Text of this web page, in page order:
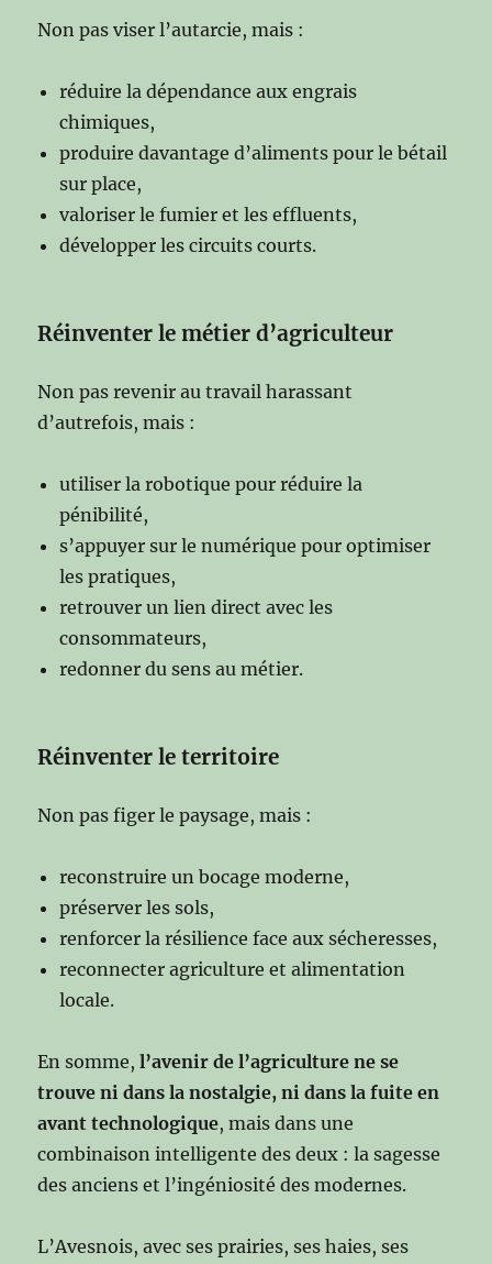
Non pas viser l’autarcie, mais :
réduire la dépendance aux engrais
chimiques,
produire davantage d’aliments pour le bétail
sur place,
valoriser le fumier et les effluents,
développer les circuits courts.
Réinventer le métier d’agriculteur
Non pas revenir au travail harassant
d’autrefois, mais :
utiliser la robotique pour réduire la
pénibilité,
s’appuyer sur le numérique pour optimiser
les pratiques,
retrouver un lien direct avec les
consommateurs,
redonner du sens au métier.
Réinventer le territoire
Non pas figer le paysage, mais :
reconstruire un bocage moderne,
préserver les sols,
renforcer la résilience face aux sécheresses,
reconnecter agriculture et alimentation
locale.
En somme,l’avenir de l’agriculture ne se
trouve ni dans la nostalgie, ni dans la fuite en
avant technologique, mais dans une
combinaison intelligente des deux : la sagesse
des anciens et l’ingéniosité des modernes.
L’Avesnois, avec ses prairies, ses haies, ses